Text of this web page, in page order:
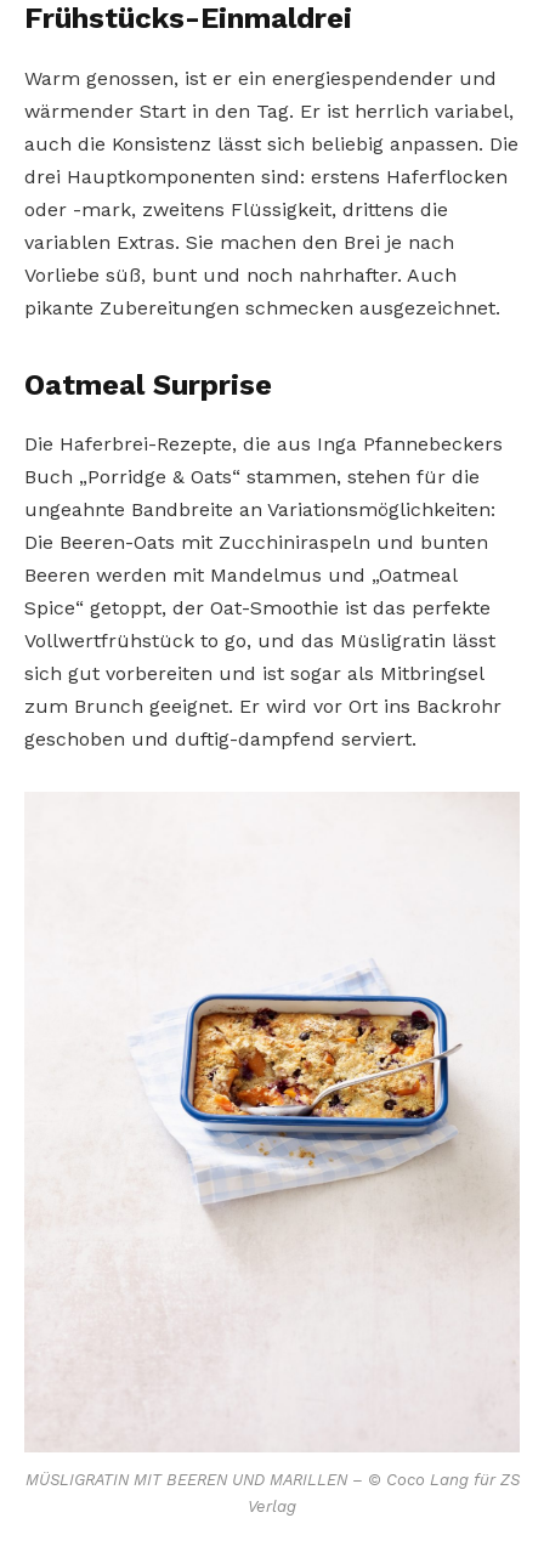
Frühstücks-Einmaldrei
Warm genossen, ist er ein energiespendender und
wärmender Start in den Tag. Er ist herrlich variabel,
auch die Konsistenz lässt sich beliebig anpassen. Die
drei Hauptkomponenten sind: erstens Haferflocken
oder -mark, zweitens Flüssigkeit, drittens die
variablen Extras. Sie machen den Brei je nach
Vorliebe süß, bunt und noch nahrhafter. Auch
pikante Zubereitungen schmecken ausgezeichnet.
Oatmeal Surprise
Die Haferbrei-Rezepte, die aus Inga Pfannebeckers
Buch „Porridge & Oats“ stammen, stehen für die
ungeahnte Bandbreite an Variationsmöglichkeiten:
Die Beeren-Oats mit Zucchiniraspeln und bunten
Beeren werden mit Mandelmus und „Oatmeal
Spice“ getoppt, der Oat-Smoothie ist das perfekte
Vollwertfrühstück to go, und das Müsligratin lässt
sich gut vorbereiten und ist sogar als Mitbringsel
zum Brunch geeignet. Er wird vor Ort ins Backrohr
geschoben und duftig-dampfend serviert.
MÜSLIGRATIN MIT BEEREN UND MARILLEN – © Coco Lang für ZS
Verlag